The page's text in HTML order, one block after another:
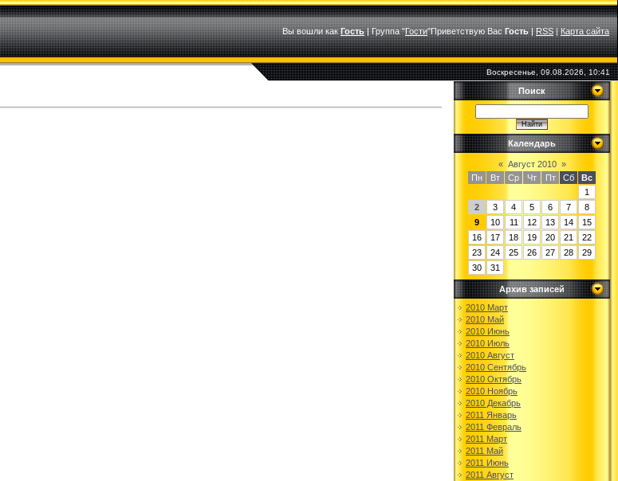
Вы вошли как Гость|Группа"Гости"Приветствую Вас Гость|RSS|Карта сайта
Воскресенье, 09.08.2026, 10:41
Поиск
Календарь
« Август 2010 »
Пн
Вт Ср Чт Пт Сб
Вс
1
2
3 4 5 6 7
8
9
10 11 12 13 14
15
16
17 18 19 20 21
22
23
24 25 26 27 28
29
30
31
Архив записей
2010 Март
2010 Май
2010 Июнь
2010 Июль
2010 Август
2010 Сентябрь
2010 Октябрь
2010 Ноябрь
2010 Декабрь
2011 Январь
2011 Февраль
2011 Март
2011 Май
2011 Июнь
2011 Август